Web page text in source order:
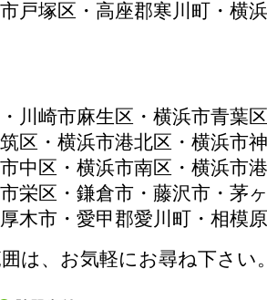
戸塚区・高座郡寒川町・横
川崎市麻生区・横浜市青葉
区・横浜市港北区・横浜市
中区・横浜市南区・横浜市
栄区・鎌倉市・藤沢市・茅
木市・愛甲郡愛川町・相模
は、お気軽にお尋ね下さい